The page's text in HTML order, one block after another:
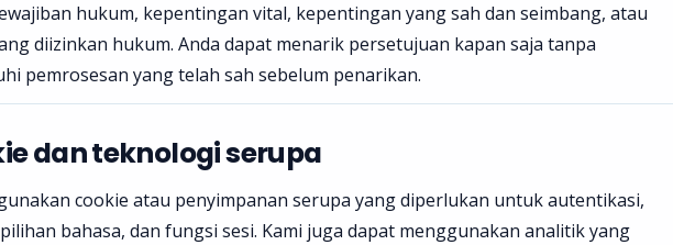
hukum, kepentingan vital, kepentingan yang sah dan seimbang, atau
diizinkan hukum. Anda dapat menarik persetujuan kapan saja tanpa
pemrosesan yang telah sah sebelum penarikan.
dan teknologi serupa
cookie atau penyimpanan serupa yang diperlukan untuk autentikasi,
bahasa, dan fungsi sesi. Kami juga dapat menggunakan analitik yang